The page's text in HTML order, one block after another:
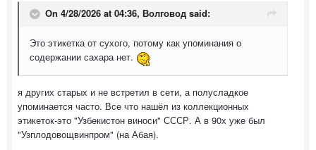
On 4/28/2026 at 04:36, Волговод said:
Это этикетка от сухого, потому как упоминания о
содержании сахара нет.
я других старых и не встретил в сети, а полусладкое
упоминается часто. Все что нашёл из коллекционных
этикеток-это "Узбекистон виноси" СССР. А в 90х уже был
"Узплодовощвинпром" (на Абая).